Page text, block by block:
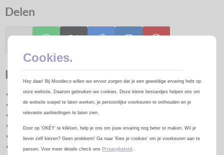
Delen
Productomschrijving
Artikelcode:4824775
Maat:11 inch = 28 cm
Kleur:Crystal Clearz Pink
Verpakkingseenheid:50 stuks
Merk:Anagram
Helium :Ja
Cookies.
Hey daar! Bij Mooideco willen we ervoor zorgen dat je een geweldige ervaring hebt op
onze website. Daarom gebruiken we cookies. Deze kleine bestandjes helpen ons om
de website soepel te laten werken, je persoonlijke voorkeuren te onthouden en je
relevante aanbiedingen te laten zien.
Door op 'OKÉY' te klikken, help je ons om jouw ervaring nog beter te maken. Wil je
liever zelf kiezen? Geen probleem! Ga naar 'Kies je cookies' om je voorkeuren aan te
passen. Voor meer details check ons Privacybeleid .